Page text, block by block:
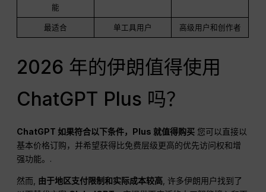
能
最适合 单工具用户 高级用户和创作者
2026 年的伊朗值得使用
ChatGPT Plus 吗？
ChatGPT如果符合以下条件，Plus 就值得购买 您可以直接以
基本价格订购，并希望获得比免费层级更高的优先访问权和增
强功能。.
然而, 由于地区支付限制和实际成本较高 , 许多伊朗用户找到了